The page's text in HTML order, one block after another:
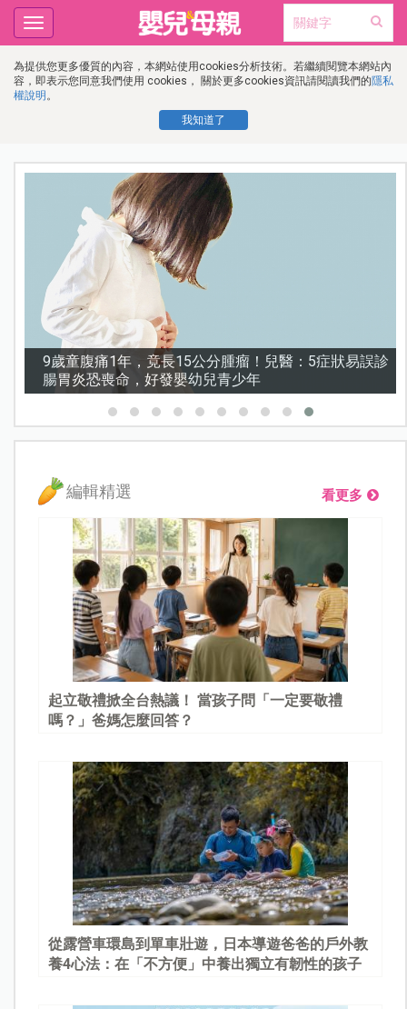
為提供您更多優質的內容，本網站使用cookies分析技術。若繼續閱覽本網站內
容，即表示您同意我們使用 cookies， 關於更多cookies資訊請閱讀我們的隱私
權說明 。
我知道了
Toggle
navigation
9歲童腹痛1年，竟長15公分腫瘤！兒醫：5症狀易誤診
腸胃炎恐喪命，好發嬰幼兒青少年
編輯精選 看更多
起立敬禮掀全台熱議！ 當孩子問「一定要敬禮
嗎？」爸媽怎麼回答？
從露營車環島到單車壯遊，日本導遊爸爸的戶外教
養4心法：在「不方便」中養出獨立有韌性的孩子